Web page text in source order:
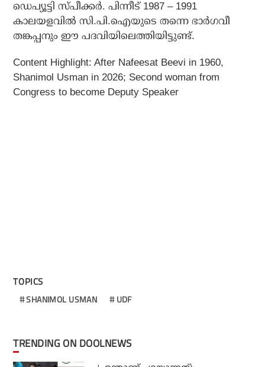
ഡെപ്യൂട്ടി സ്പീക്കർ. പിന്നീട് 1987 – 1991
കാലയളവിൽ സി.പി.ഐയുടെ തന്നെ ഭാർഗവീ
തങ്കപ്പനും ഈ പദവിയിലെത്തിയിട്ടുണ്ട്.
Content Highlight: After Nafeesat Beevi in ​​1960,
Shanimol Usman in 2026; Second woman from
Congress to become Deputy Speaker
TOPICS
SHANIMOL USMAN UDF
TRENDING ON DOOLNEWS